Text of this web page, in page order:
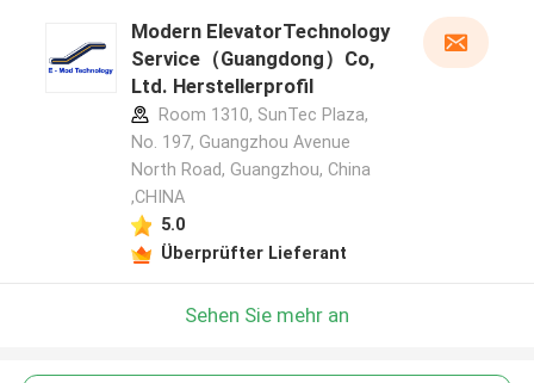
Modern ElevatorTechnology
Service（Guangdong）Co,
Ltd. Herstellerprofil
Room 1310, SunTec Plaza,
No. 197, Guangzhou Avenue
North Road, Guangzhou, China
,CHINA
5.0
Überprüfter Lieferant
Sehen Sie mehr an